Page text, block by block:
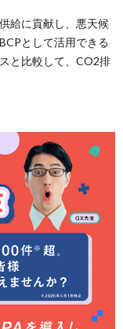
給に貢献し、悪天候
として活用できる
と比較して、CO2排